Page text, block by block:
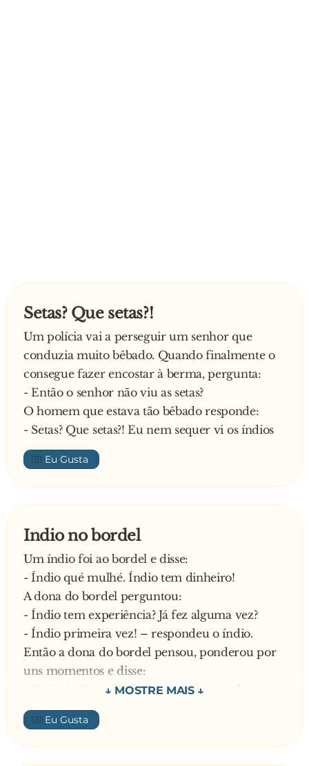
Setas? Que setas?!
Um polícia vai a perseguir um senhor que
conduzia muito bêbado. Quando finalmente o
consegue fazer encostar à berma, pergunta:
- Então o senhor não viu as setas?
O homem que estava tão bêbado responde:
- Setas? Que setas?! Eu nem sequer vi os índios
👍🏼
Indio no bordel
Um índio foi ao bordel e disse:
- Índio qué mulhé. Índio tem dinheiro!
A dona do bordel perguntou:
- Índio tem experiência? Já fez alguma vez?
- Índio primeira vez! – respondeu o índio.
Então a dona do bordel pensou, ponderou por
uns momentos e disse:
- Então índio vai no mato, procura um buraco
numa árvore, aprende como se faz e depois
volta aqui.
Uma semana depois, o índio volta ao bordel:
👍🏼